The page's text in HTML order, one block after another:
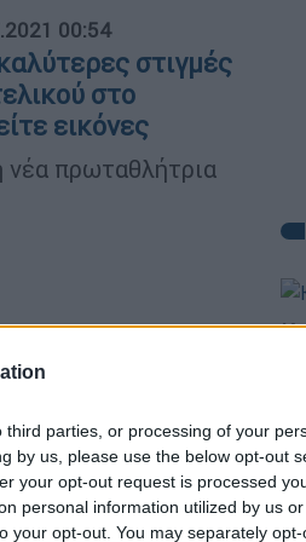
parties, or processing of your
by us, please use the below opt-out
your opt-out request is processed
personal information utilized by us
your opt-out. You may separately
00:54
στιγμές
στο
εικόνες
νέα πρωταθλήτρια
είναι ο άνδρας
του ματς τη στιγμή